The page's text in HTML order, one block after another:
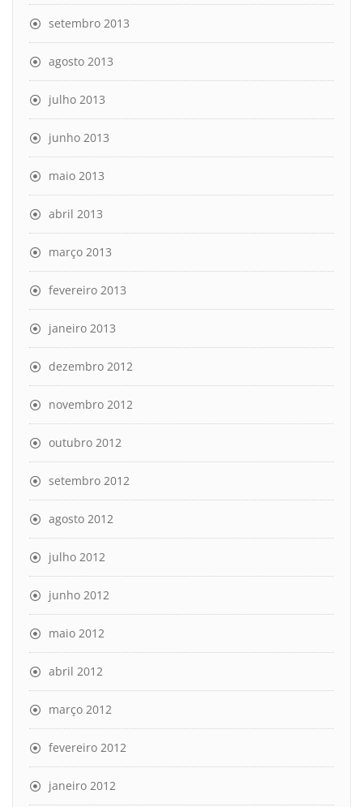
setembro 2013
agosto 2013
julho 2013
junho 2013
maio 2013
abril 2013
março 2013
fevereiro 2013
janeiro 2013
dezembro 2012
novembro 2012
outubro 2012
setembro 2012
agosto 2012
julho 2012
junho 2012
maio 2012
abril 2012
março 2012
fevereiro 2012
janeiro 2012